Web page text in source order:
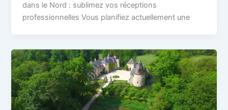
dans le Nord : sublimez vos réceptions
professionnelles Vous planifiez actuellement une